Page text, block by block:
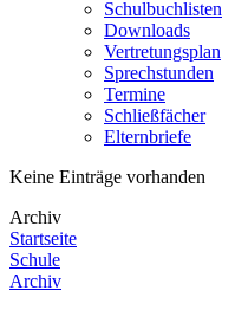
Schulbuchlisten
Downloads
Vertretungsplan
Sprechstunden
Termine
Schließfächer
Elternbriefe
Keine Einträge vorhanden
Archiv
Startseite
Schule
Archiv